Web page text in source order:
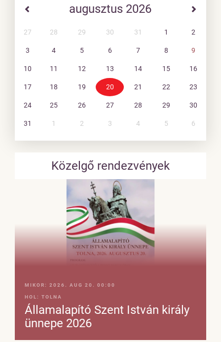
augusztus 2026
27 28 29 30 31 1 2
3 4 5 6 7 8 9
10 11 12 13 14 15 16
17 18 19 20 21 22 23
24 25 26 27 28 29 30
31 1 2 3 4 5 6
Közelgő rendezvények
MIKOR: 2026. AUG 20. 00:00
HOL: TOLNA
Államalapító Szent István király
ünnepe 2026